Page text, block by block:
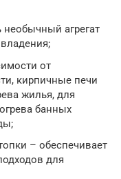
агрегат
от
кирпичные печи
жилья, для
банных
– обеспечивает
для